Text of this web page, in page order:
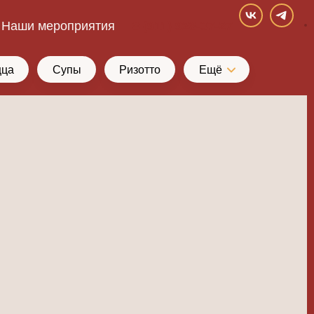
Наши мероприятия
Супы Ризотто Ещё